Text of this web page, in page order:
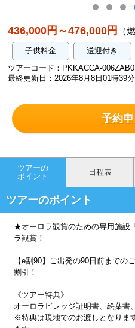
436,000円～476,000円 （
子供料金 送迎付き
ツアーコード：PKKACCA-006ZAB0
最終更新日：2026年8月8日01時39分
予約
ツアーの
ポイント
日程表
ツアーのポイント
★オーロラ観賞のための専用施設
ラ観賞！
【e割90】ご出発の90日前までの
割引！
《ツアー特典》
オーロラビレッジ証明書、絵葉書
※特典は現地でのお渡しとなりま